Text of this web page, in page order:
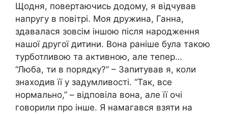
Щодня, повертаючись додому, я відчував
напругу в повітрі. Моя дружина, Ганна,
здавалася зовсім іншою після народження
нашої другої дитини. Вона раніше була такою
турботливою та активною, але тепер…
“Люба, ти в порядку?” – Запитував я, коли
знаходив її у задумливості. “Так, все
нормально,” – відповіла вона, але її очі
говорили про інше. Я намагався взяти на